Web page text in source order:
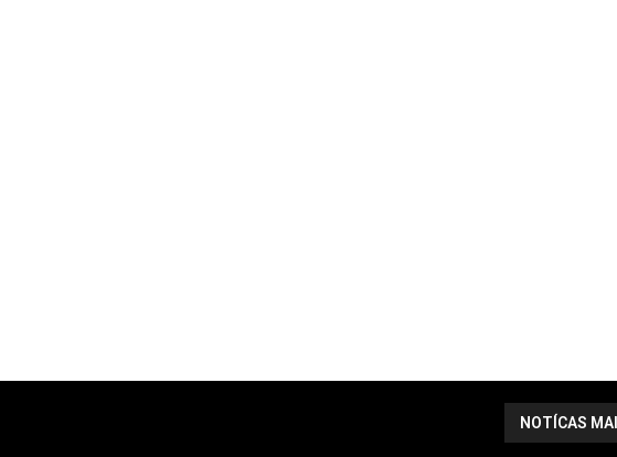
NOTÍCAS